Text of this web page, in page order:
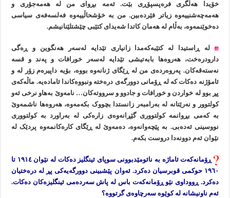
خۆیدا هەڵگری فرەپسپۆڕی بێت. ئەمە بڕوای من لە هەمەجۆری و
هەمەچەشنییەوە زیاتر فێردەبین. من بە خۆشحاڵییەوە فەلسەفەی سیاسی
دەخوێنمەوە، بەڵام لە هەمان کاتدا شەیدای کتێبی چێشتلێنانیشم.
لە ڕاستیدا لە کتێبەکەمدا زانیاری تێدایە لەسەر هەنگوین و ڕەگی
دارودرەخت، هەروەها بابەتیشی تێدایە لەسەر خورافات و پەند و قسە
نەستەقەکان. پەروەردەی من لە ڕێگای ژنانەوە بووە، بۆیە داپیرەم زۆر لە و
ئامۆژنە دەکات کە لە ڕۆمانی دوورگەی درەختە ونبووەکاندا ئامادەیە. ماڵەکەی
پڕ بوو لە خواردن و خورافات و جادوو و سرووتەکان… نامەوێ بەهاو نرخی ئەو
کولتوور و نەرێتانە لە بەرامبەر زانستدا بچووک بکەمەوە، هەروەها ناشمەوێ
بە کەمی بڕوانمە کولتووری گێڕانەوەی زارەکی لە بەراورد بە کولتووری
نووسینی ئەدەبی. بە پێچەوانەوە، دەمەوێ لە ڕێگای کارەکانمەوە پردێک لە
نێوان ئەم دوونەدا دروست بکەم.
ڕۆمانەکەت ئاماژە بە نائومێدبوونی سوپای ئینگلیز دەکات لە نێوان ١٩١٤ تا
١٩٦٠ حوکمی قوبرسیان دەکرد. ئەوان پێشبینی دوورگەیەکی پڕ لە درەختیان
دەکرد. ڕووداوی نێو ڕۆمانەکەت باس لە پاش سەردەمی ئینگلیزەکان دەکات.
ئەم ناونیشانە لە کوێوە سەرچاوەی گرتووە؟